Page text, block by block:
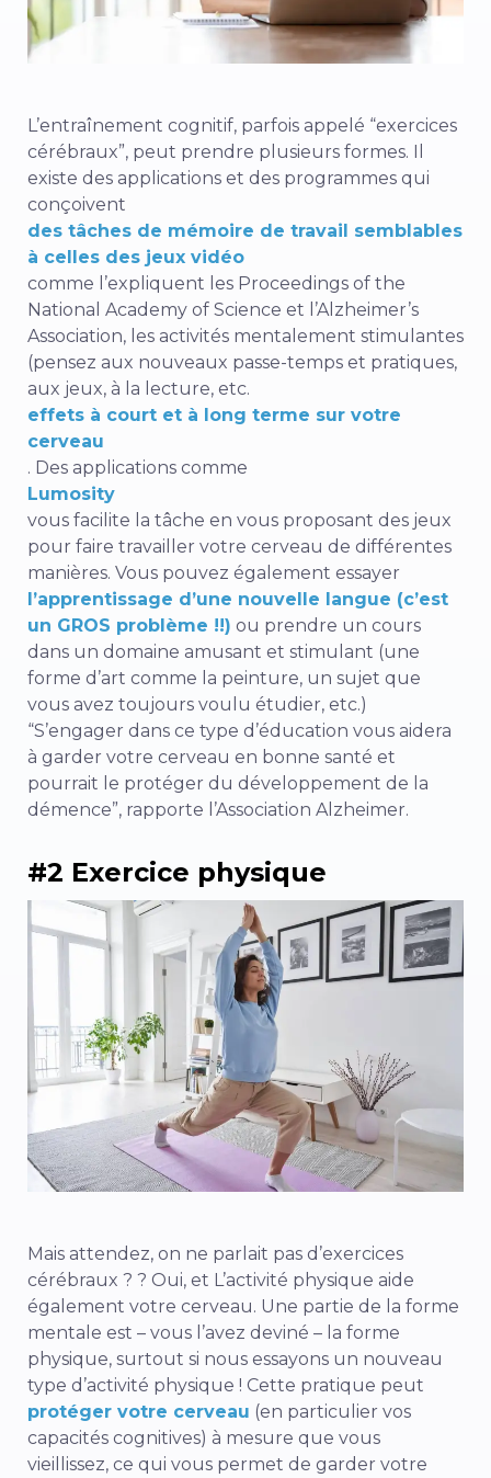
L’entraînement cognitif, parfois appelé “exercices
cérébraux”, peut prendre plusieurs formes. Il
existe des applications et des programmes qui
conçoivent
des tâches de mémoire de travail semblables
à celles des jeux vidéo
comme l’expliquent les Proceedings of the
National Academy of Science et l’Alzheimer’s
Association, les activités mentalement stimulantes
(pensez aux nouveaux passe-temps et pratiques,
aux jeux, à la lecture, etc.
effets à court et à long terme sur votre
cerveau
. Des applications comme
Lumosity
vous facilite la tâche en vous proposant des jeux
pour faire travailler votre cerveau de différentes
manières. Vous pouvez également essayer
l’apprentissage d’une nouvelle langue (c’est
un GROS problème !!) ou prendre un cours
dans un domaine amusant et stimulant (une
forme d’art comme la peinture, un sujet que
vous avez toujours voulu étudier, etc.)
“S’engager dans ce type d’éducation vous aidera
à garder votre cerveau en bonne santé et
pourrait le protéger du développement de la
démence”, rapporte l’Association Alzheimer.
#2 Exercice physique
Mais attendez, on ne parlait pas d’exercices
cérébraux ? ? Oui, et L’activité physique aide
également votre cerveau. Une partie de la forme
mentale est – vous l’avez deviné – la forme
physique, surtout si nous essayons un nouveau
type d’activité physique ! Cette pratique peut
protéger votre cerveau (en particulier vos
capacités cognitives) à mesure que vous
vieillissez, ce qui vous permet de garder votre